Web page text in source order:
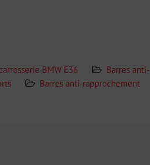
BMW E36
Barres anti-
Barres anti-rapprochement